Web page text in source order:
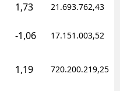
1,73 21.693.762,43
-1,06 17.151.003,52
1,19 720.200.219,25